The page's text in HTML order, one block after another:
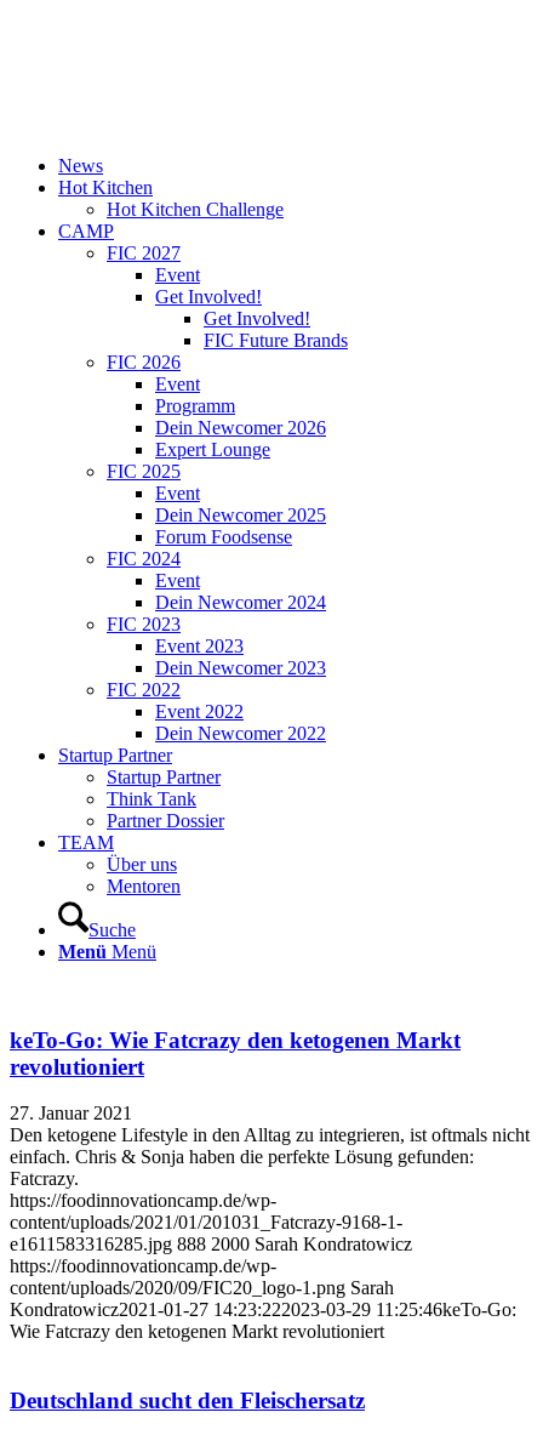
News
Hot Kitchen
Hot Kitchen Challenge
CAMP
FIC 2027
Event
Get Involved!
Get Involved!
FIC Future Brands
FIC 2026
Event
Programm
Dein Newcomer 2026
Expert Lounge
FIC 2025
Event
Dein Newcomer 2025
Forum Foodsense
FIC 2024
Event
Dein Newcomer 2024
FIC 2023
Event 2023
Dein Newcomer 2023
FIC 2022
Event 2022
Dein Newcomer 2022
Startup Partner
Startup Partner
Think Tank
Partner Dossier
TEAM
Über uns
Mentoren
Suche
Menü Menü
keTo-Go: Wie Fatcrazy den ketogenen Markt
revolutioniert
27. Januar 2021
Den ketogene Lifestyle in den Alltag zu integrieren, ist oftmals nicht
einfach. Chris & Sonja haben die perfekte Lösung gefunden:
Fatcrazy.
https://foodinnovationcamp.de/wp-
content/uploads/2021/01/201031_Fatcrazy-9168-1-
e1611583316285.jpg 888 2000 Sarah Kondratowicz
https://foodinnovationcamp.de/wp-
content/uploads/2020/09/FIC20_logo-1.png Sarah
Kondratowicz2021-01-27 14:23:222023-03-29 11:25:46keTo-Go:
Wie Fatcrazy den ketogenen Markt revolutioniert
Deutschland sucht den Fleischersatz